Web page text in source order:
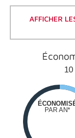
AFFICHER